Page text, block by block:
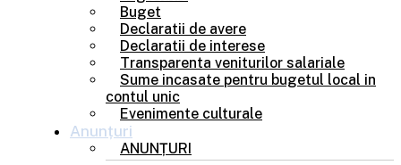
Buget
Declaratii de avere
Declaratii de interese
Transparenta veniturilor salariale
Sume incasate pentru bugetul local in
contul unic
Evenimente culturale
Anunțuri
ANUNȚURI